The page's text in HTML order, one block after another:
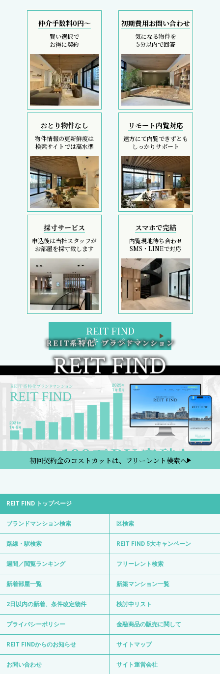
仲介手数料0円～
賢い選択で
お得に契約
初期費用お問い合わせ
気になる物件を
5分以内で回答
おとり物件なし
物件情報の更新鮮度は
検索サイトでは高水準
リモート内覧対応
遠方にて内覧できずとも
しっかりサポート
採寸サービス
申込後は当社スタッフが
お部屋を採寸致します
スマホで完結
内覧現地待ち合わせ
SMS・LINEで対応
REIT FIND
5大キャンペーン
初回契約金のコストカットは、フリーレント検索へ
REIT FIND トップページ
ブランドマンション検索 区検索
路線・駅検索 REIT FIND 5大キャンペーン
週間／閲覧ランキング フリーレント検索
新着部屋一覧 新築マンション一覧
2日以内の新着、条件改定物件 検討中リスト
プライバシーポリシー 金融商品の販売に関して
REIT FINDからのお知らせ サイトマップ
お問い合わせ サイト運営会社